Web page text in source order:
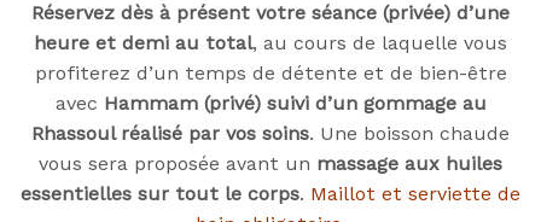
Réservez dès à présent votre séance (privée) d’une
heure et demi au total, au cours de laquelle vous
profiterez d’un temps de détente et de bien-être
avec Hammam (privé) suivi d’un gommage au
Rhassoul réalisé par vos soins. Une boisson chaude
vous sera proposée avant un massage aux huiles
essentielles sur tout le corps. Maillot et serviette de